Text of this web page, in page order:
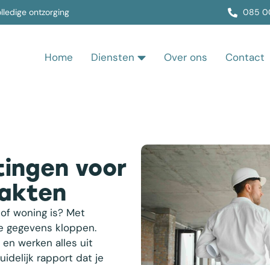
ontzorging 085
Home Diensten Over ons Contact
voor
woning is? Met
gegevens kloppen.
werken alles uit
rapport dat je